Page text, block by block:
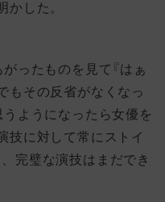
した。
ったものを見て『はぁ
もその反省がなくなっ
うようになったら女優を
技に対して常にストイ
完璧な演技はまだでき